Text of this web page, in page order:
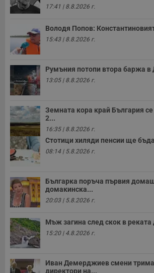
17:41 | 8.8.2026 г.
Володя Попов:
15:43 | 8.8.2026 г.
Румъния потопи втора баржа в
13:05 | 8.8.2026 г.
Земната кора край България
2...
16:35 | 8.8.2026 г.
Стотици хиляди пенсии ще
08:14 | 5.8.2026 г.
Българка поръча първия
домакинска...
20:03 | 5.8.2026 г.
Мъж загина след скок в
15:20 | 4.8.2026 г.
Иван Демерджиев смени трима
директори на...